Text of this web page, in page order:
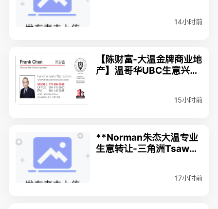
14小时前
【陈财富-大温金牌商业地
产】温哥华UBC生意兴隆
15小时前
**Norman朱杰大温专业
生意转让-三角洲Tsaww
17小时前